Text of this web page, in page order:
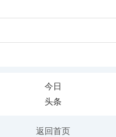
今日
头条
返回首页